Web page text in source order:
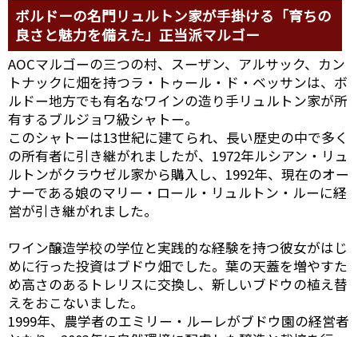
ボルドーの名門リュルトン家が手掛ける「育ちの
良さと魅力を備えた」正当派マルゴー
AOCマルゴーの三つの村、スーザン、アルサック、カン
トナックに畑を持つラ・トゥール・ド・ベッサンは、ボ
ルドー地方でも有名なワインの造り手リュルトン家が所
有するブルジョワ級シャトー。
このシャトーは13世紀に建てられ、長い歴史の中で多く
の所有者に引き継がれましたが、1972年ルシアン・リュ
ルトンがクラウゼル家から購入し、1992年、現在のオー
ナーである娘のマリー・ロール・リュルトン・ルーに経
営が引き継がれました。
ワイン醸造学校の学位と実践的な経験を持つ彼女がはじ
めに行った投資はブドウ畑でした。葉の天蓋を増やすた
め高さのあるトレリスに交換し、新しいブドウの植え替
えをおこないました。
1999年、農学者のエミリー・ルーレがブドウ園の経営者